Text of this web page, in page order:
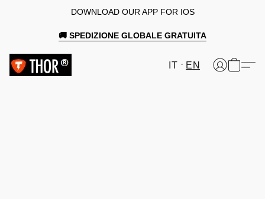
DOWNLOAD OUR APP FOR IOS
🚚 SPEDIZIONE GLOBALE GRATUITA
IT EN